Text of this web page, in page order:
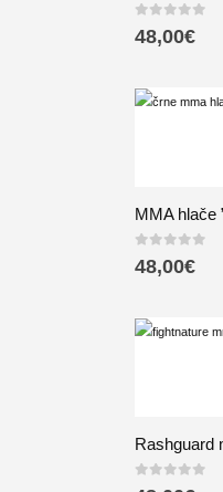
0out of 5
48,00€
MMA hlače
0out of 5
48,00€
Rashguard
0out of 5